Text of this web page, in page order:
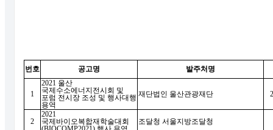
번호 공고명 발주처명
1
2021 울산
국제수소에너지전시회 및
포럼 전시장 조성 및 행사대행
용역
재단법인 울산관광재단
2
2021
국제바이오복합재학술대회
조달청 서울지방조달청